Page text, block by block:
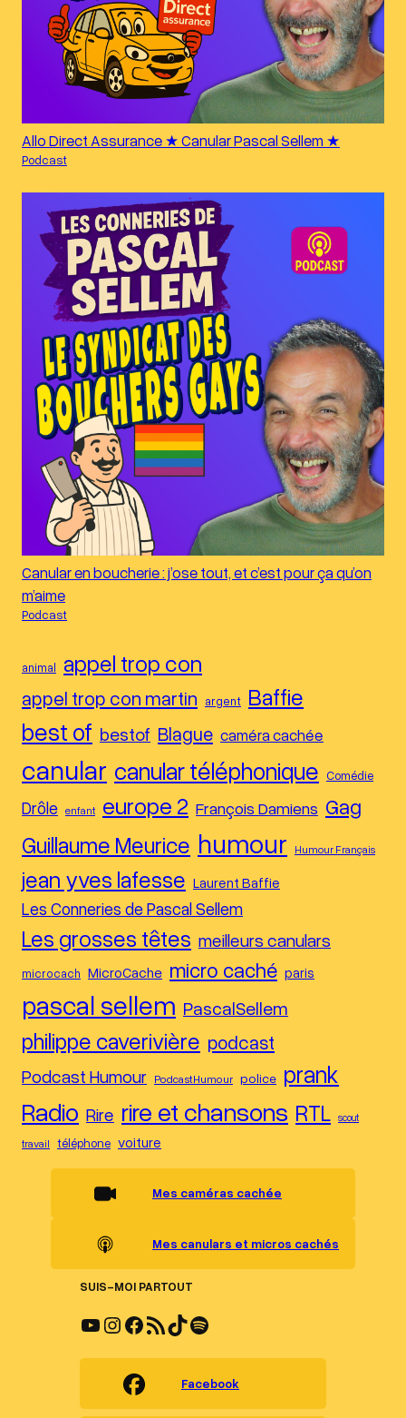
Allo Direct Assurance ★ Canular Pascal Sellem ★
Podcast
Canular en boucherie : j’ose tout, et c’est pour ça qu’on
m’aime
Podcast
animal appel trop con
appel trop con martin argent Baffie
best of bestof Blague caméra cachée
canular canular téléphonique Comédie
Drôle enfant europe 2 François Damiens Gag
Guillaume Meurice humour Humour Français
jean yves lafesse Laurent Baffie
Les Conneries de Pascal Sellem
Les grosses têtes meilleurs canulars
microcach MicroCache micro caché paris
pascal sellem PascalSellem
philippe caverivière podcast
Podcast Humour PodcastHumour police prank
Radio Rire rire et chansons RTL scout
travail téléphone voiture
Mes caméras cachée
Mes canulars et micros cachés
SUIS-MOI PARTOUT
YouTube Instagram Facebook Flux RSS TikTok Spotify
Facebook